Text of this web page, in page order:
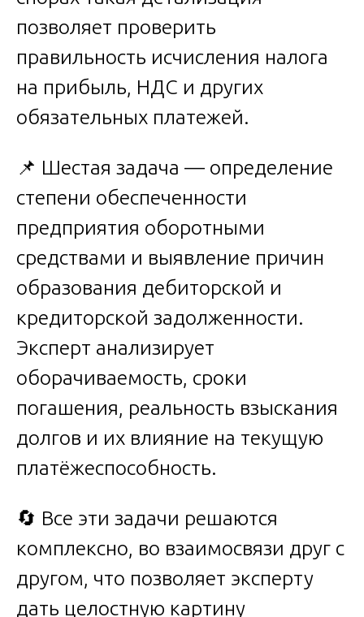
позволяет проверить
правильность исчисления налога
на прибыль, НДС и других
обязательных платежей.
📌 Шестая задача — определение
степени обеспеченности
предприятия оборотными
средствами и выявление причин
образования дебиторской и
кредиторской задолженности.
Эксперт анализирует
оборачиваемость, сроки
погашения, реальность взыскания
долгов и их влияние на текущую
платёжеспособность.
🔄 Все эти задачи решаются
комплексно, во взаимосвязи друг с
другом, что позволяет эксперту
дать целостную картину